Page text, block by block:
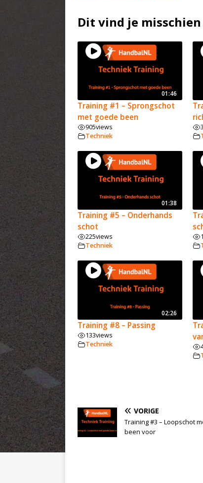
Dit vind je
01:46
Training #1 – Sprongschot
met goede been
905views
Techniek
01:38
Training #5 – Onderhands
schot
225views
Techniek
02:26
Training #8 – Passing
133views
Techniek
VORIGE
Training #3 – Loopschot
been voor